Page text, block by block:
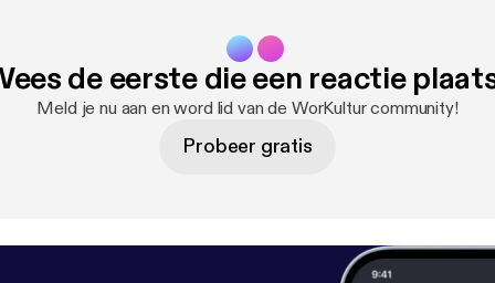
de eerste die een reactie
Meld je nu aan en word lid van de WorKultur community!
Probeer gratis